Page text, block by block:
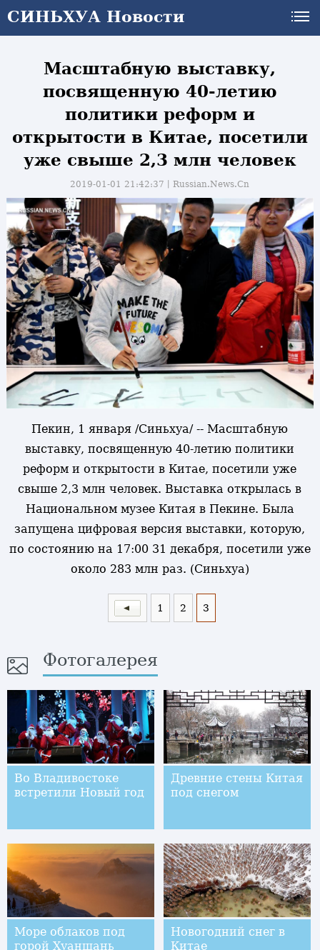
СИНЬХУА Новости
Масштабную выставку,
посвященную 40-летию
политики реформ и
открытости в Китае, посетили
уже свыше 2,3 млн человек
2019-01-01 21:42:37丨Russian.News.Cn
Пекин, 1 января /Синьхуа/ -- Масштабную
выставку, посвященную 40-летию политики
реформ и открытости в Китае, посетили уже
свыше 2,3 млн человек. Выставка открылась в
Национальном музее Китая в Пекине. Была
запущена цифровая версия выставки, которую,
по состоянию на 17:00 31 декабря, посетили уже
около 283 млн раз. (Синьхуа)
1 2 3
Фотогалерея
Во Владивостоке
встретили Новый год
Древние стены Китая
под снегом
Море облаков под
горой Хуаншань
Новогодний снег в
Китае